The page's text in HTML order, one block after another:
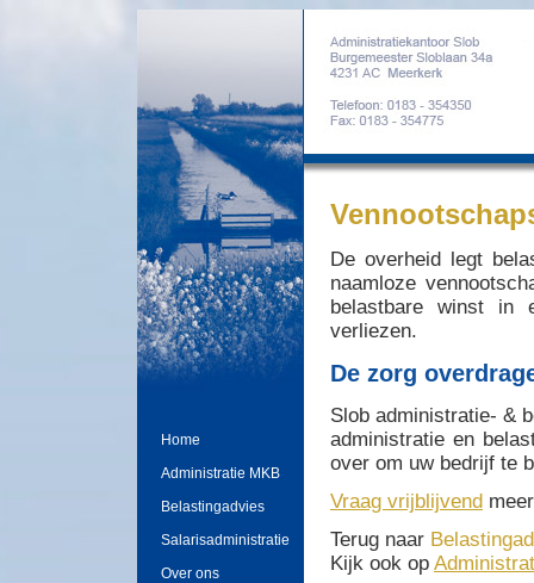
Home
Administratie MKB
Belastingadvies
Salarisadministratie
Over ons
De overheid legt
naamloze
belastbare winst in
verliezen.
De zorg
Slob administratie- &
administratie en
over om uw bedrijf te
Vraag vrijblijvend
Terug naar
Kijk ook op